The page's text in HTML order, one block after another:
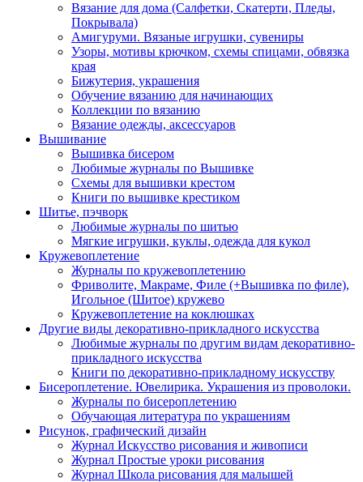
Вязание для дома (Салфетки, Скатерти, Пледы,
Покрывала)
Амигуруми. Вязаные игрушки, сувениры
Узоры, мотивы крючком, схемы спицами, обвязка
края
Бижутерия, украшения
Обучение вязанию для начинающих
Коллекции по вязанию
Вязание одежды, аксессуаров
Вышивание
Вышивка бисером
Любимые журналы по Вышивке
Схемы для вышивки крестом
Книги по вышивке крестиком
Шитье, пэчворк
Любимые журналы по шитью
Мягкие игрушки, куклы, одежда для кукол
Кружевоплетение
Журналы по кружевоплетению
Фриволите, Макраме, Филе (+Вышивка по филе),
Игольное (Шитое) кружево
Кружевоплетение на коклюшках
Другие виды декоративно-прикладного искусства
Любимые журналы по другим видам декоративно-
прикладного искусства
Книги по декоративно-прикладному искусству
Бисероплетение. Ювелирика. Украшения из проволоки.
Журналы по бисероплетению
Обучающая литература по украшениям
Рисунок, графический дизайн
Журнал Искусство рисования и живописи
Журнал Простые уроки рисования
Журнал Школа рисования для малышей